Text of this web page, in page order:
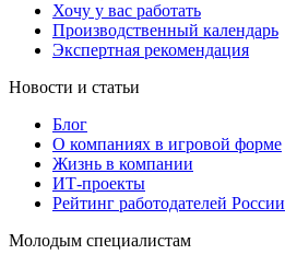
Хочу у вас работать
Производственный календарь
Экспертная рекомендация
Новости и статьи
Блог
О компаниях в игровой форме
Жизнь в компании
ИТ-проекты
Рейтинг работодателей России
Молодым специалистам